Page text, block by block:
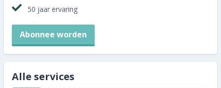
50 jaar ervaring
Abonnee worden
Alle services